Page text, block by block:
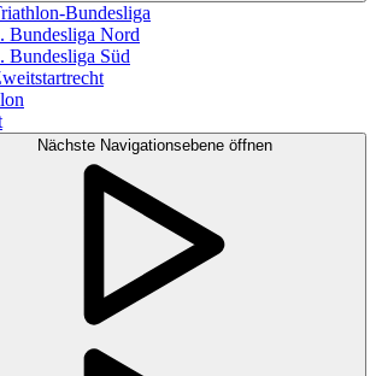
Bundesliga
Bundesliga Nord
Bundesliga Süd
Nächste Navigationsebene öffnen